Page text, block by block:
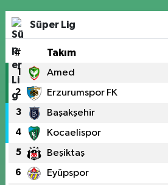
Süper Lig
# Takım
1 Amed
2 Erzurumspor FK
3 Başakşehir
4 Kocaelispor
5 Beşiktaş
6 Eyüpspor